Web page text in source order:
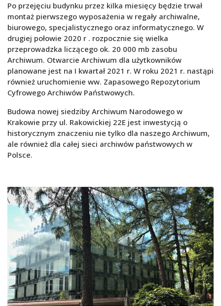
Po przejęciu budynku przez kilka miesięcy będzie trwał
montaż pierwszego wyposażenia w regały archiwalne,
biurowego, specjalistycznego oraz informatycznego. W
drugiej połowie 2020 r . rozpocznie się wielka
przeprowadzka liczącego ok. 20 000 mb zasobu
Archiwum. Otwarcie Archiwum dla użytkowników
planowane jest na I kwartał 2021 r. W roku 2021 r. nastąpi
również uruchomienie ww. Zapasowego Repozytorium
Cyfrowego Archiwów Państwowych.
Budowa nowej siedziby Archiwum Narodowego w
Krakowie przy ul. Rakowickiej 22E jest inwestycją o
historycznym znaczeniu nie tylko dla naszego Archiwum,
ale również dla całej sieci archiwów państwowych w
Polsce.